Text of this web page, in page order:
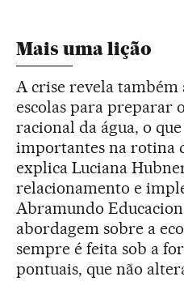
Mais uma lição
A crise revela também
escolas para preparar
racional da água, o
importantes na rotina
explica Luciana
relacionamento e
Abramundo
abordagem sobre a
sempre é feita sob a
pontuais, que não